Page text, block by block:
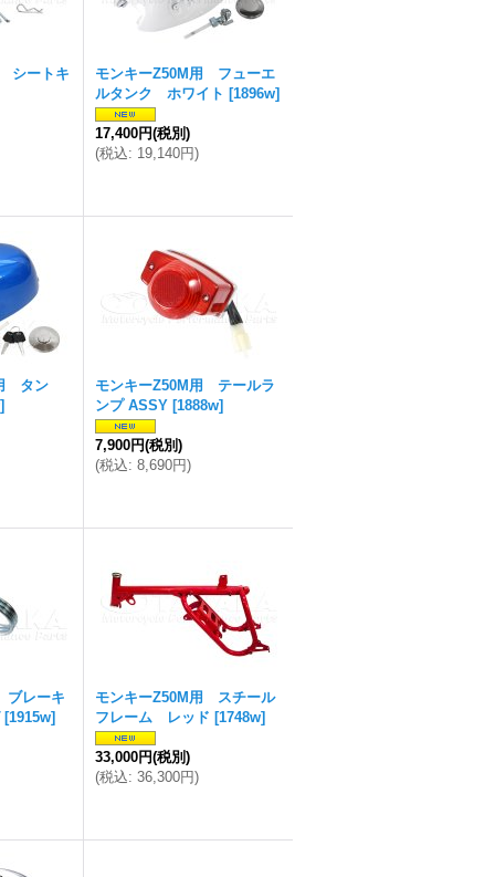
シートキ
モンキーZ50M用 フューエ
ルタンク ホワイト [1896w]
17,400円(税別)
(税込: 19,140円)
タン
]
モンキーZ50M用 テールラ
ンプ ASSY [1888w]
7,900円(税別)
(税込: 8,690円)
ブレーキ
[1915w]
モンキーZ50M用 スチール
フレーム レッド [1748w]
33,000円(税別)
(税込: 36,300円)